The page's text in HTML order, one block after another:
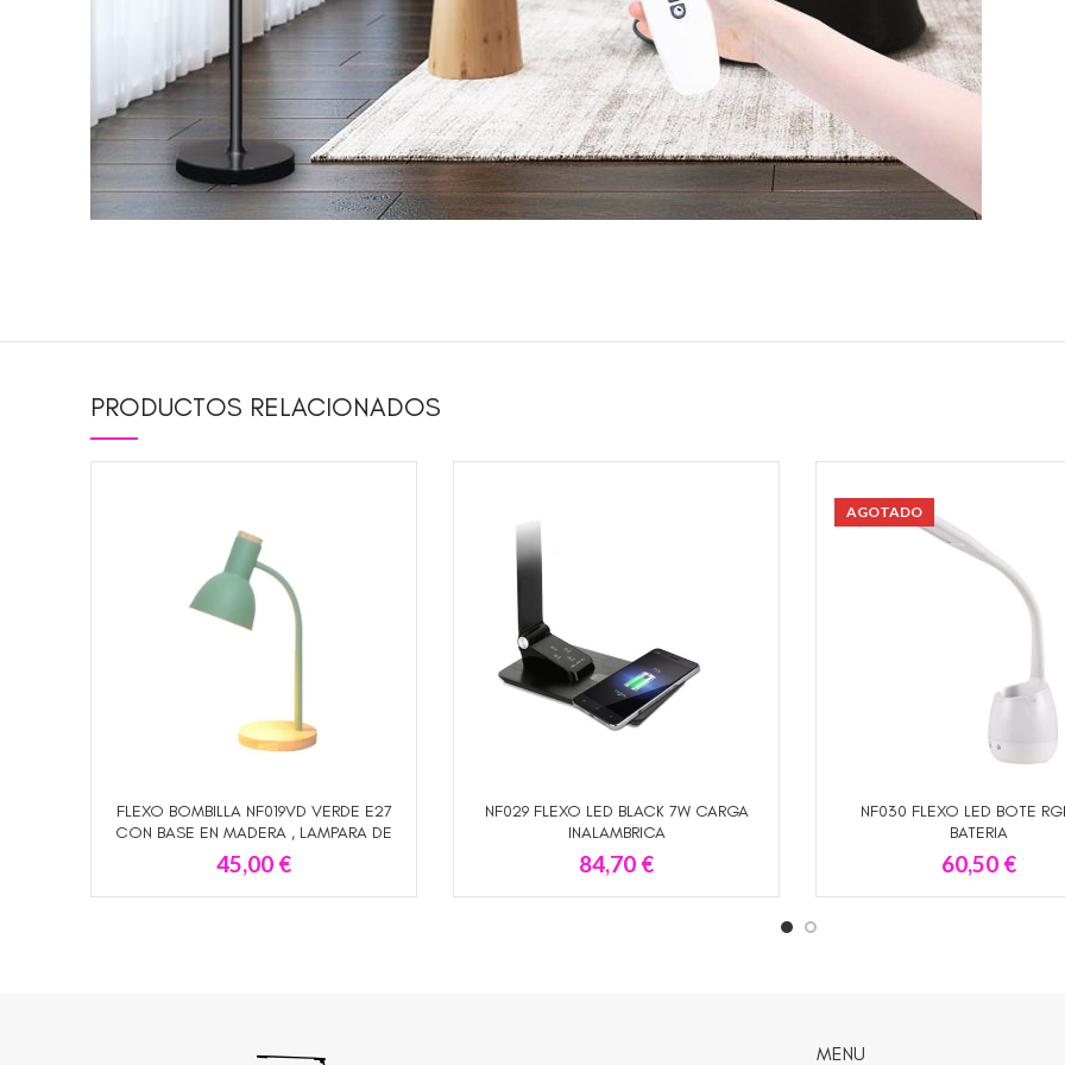
PRODUCTOS RELACIONADOS
AÑADIR AL CARRITO
FLEXO BOMBILLA NF019VD VERDE E27
CON BASE EN MADERA , LAMPARA DE
ESCRITORIO FLEXIBLE
45,00 €
AÑADIR AL CARRITO
NF029 FLEXO LED BLACK 7W CARGA
INALAMBRICA
84,70 €
AGOTADO
LEER MÁS
NF030 FLEXO LED BOTE
BATERIA
60,50 €
MENU